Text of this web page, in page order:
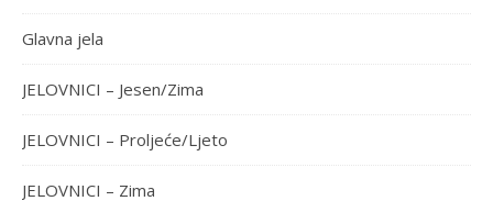
Glavna jela
JELOVNICI – Jesen/Zima
JELOVNICI – Proljeće/Ljeto
JELOVNICI – Zima